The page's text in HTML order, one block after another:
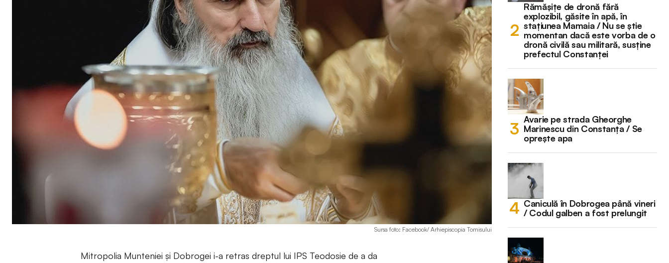
Sursa foto: Facebook/ Arhiepiscopia Tomisului
Mitropolia Munteniei și Dobrogei i-a retras dreptul lui IPS Teodosie de a da
Rămășițe de dronă fără
explozibil, găsite în apă, în
stațiunea Mamaia / Nu se știe
momentan dacă este vorba de o
dronă civilă sau militară, susține
prefectul Constanței
Avarie pe strada Gheorghe
Marinescu din Constanța / Se
oprește apa
Caniculă în Dobrogea până vineri
/ Codul galben a fost prelungit